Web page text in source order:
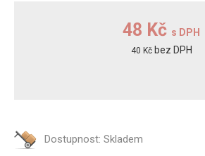
48 Kč s DPH
40 Kč bez DPH
Dostupnost: Skladem